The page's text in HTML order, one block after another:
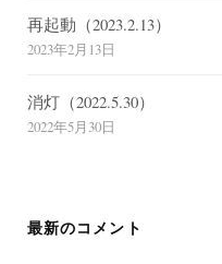
再起動（2023.2.13）
2023年2月13日
消灯（2022.5.30）
2022年5月30日
最新のコメント